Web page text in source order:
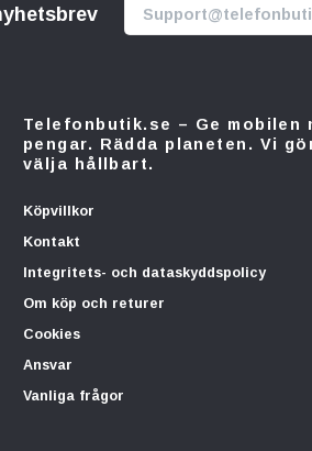
Telefonbutik.se – Ge mobilen
pengar. Rädda planeten. Vi
välja hållbart.
Köpvillkor
Kontakt
Integritets- och dataskyddspolicy
Om köp och returer
Cookies
Ansvar
Vanliga frågor